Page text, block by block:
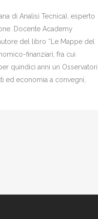
di Analisi Tecnica), esperto
Docente Academy
del libro “Le Mappe del
finanziari, fra cui
quindici anni un
ed economia a convegni,